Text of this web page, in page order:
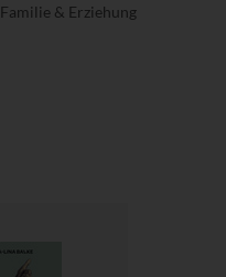
Familie & Erziehung